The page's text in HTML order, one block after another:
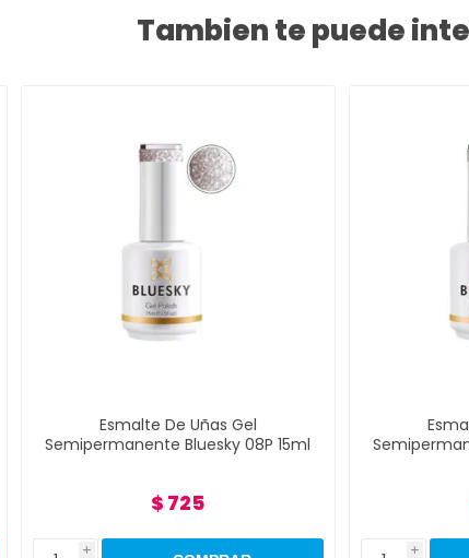
Tambien te puede
Esmalte De Uñas Gel
Semipermanente Bluesky 08P 15ml
Esmalte De
Semipermanente